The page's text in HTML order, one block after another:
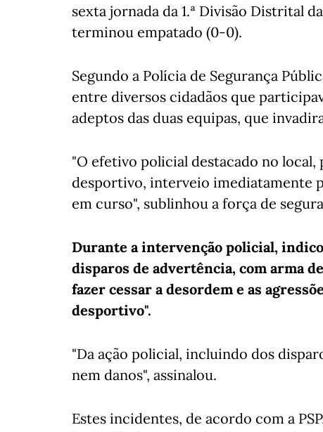
sexta jornada da 1.ª Divisão Distrital
terminou empatado (0-0).
Segundo a Polícia de Segurança
entre diversos cidadãos que
adeptos das duas equipas, que
"O efetivo policial destacado no
desportivo, interveio imediatamente
em curso", sublinhou a força de
Durante a intervenção policial,
disparos de advertência, com arma
fazer cessar a desordem e as
desportivo".
"Da ação policial, incluindo dos
nem danos", assinalou.
Estes incidentes, de acordo com a